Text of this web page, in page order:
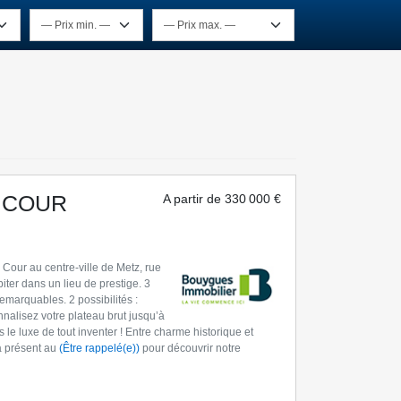
A partir de 330 000 €
au centre-ville de Metz, rue
dans un lieu de prestige. 3
2 possibilités :
votre plateau brut jusqu’à
le luxe de tout inventer ! Entre charme historique et
présent au (Être rappelé(e)) pour découvrir notre